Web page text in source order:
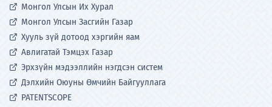
Монгол Улсын Их Хурал
Монгол Улсын Засгийн Газар
Хууль зүй дотоод хэргийн яам
Авлигатай Тэмцэх Газар
Эрхзүйн мэдээллийн нэгдсэн систем
Дэлхийн Оюуны Өмчийн Байгууллага
PATENTSCOPE